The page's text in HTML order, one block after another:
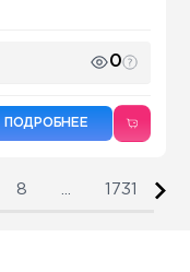
0
ПОДРОБНЕЕ
8 1731